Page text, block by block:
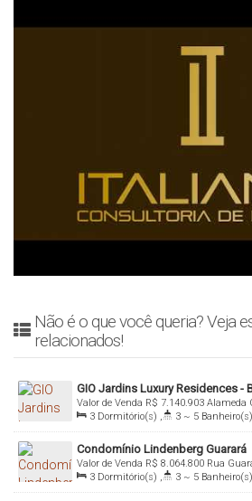
Não é o que você queria? Veja
relacionados!
GIO Jardins Luxury Residences -
R$ 7.140.903
Valor de Venda
Alameda
Jardim Paulista, 01441-000, Jardins,
3 Dormitório(s) , 3 ~ 5 Banheiro(s)
178.97m² , 2 Sala(s) , 3 Suíte(s) ,
Vaga(s) , Útil: 178.00m²
Condomínio Lindenberg Guarará
R$ 8.064.800
Valor de Venda
Rua
000, Jardins, São Paulo, São Paulo,
3 Dormitório(s) , 3 ~ 5 Banheiro(s)
Sala(s) , 3 Suíte(s) , Total: 202.00